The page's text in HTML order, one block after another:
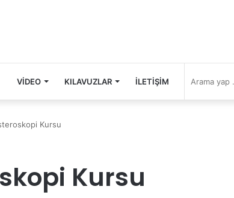
VİDEO KILAVUZLAR İLETIŞIM
Kursu
Kursu